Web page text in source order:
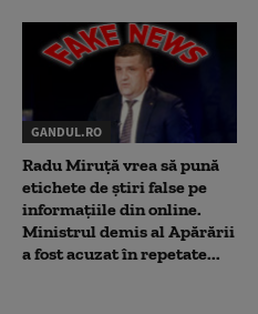
GANDUL.RO
Radu Miruţă vrea să pună
etichete de știri false pe
informațiile din online.
Ministrul demis al Apărării
a fost acuzat în repetate...